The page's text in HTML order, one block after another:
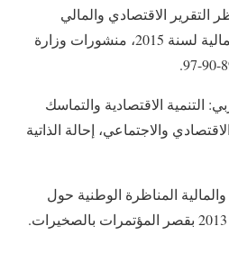
% سنة 2013، أنظر التقرير الاقتصادي والمالي
المصاحب لمشروع قانون المالية لسنة 2015، منشورات وزارة
التنمية الاقتصادية والتماسك
والاجتماعي، إحالة الذاتية
المناظرة الوطنية حول